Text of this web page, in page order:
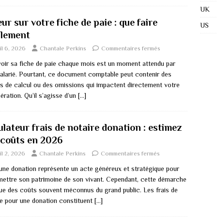
sur votre fiche de paie : que faire
6, 2026 Chantale Perkins Commentaires fermés
sa fiche de paie chaque mois est un moment attendu par
Pourtant, ce document comptable peut contenir des
de calcul ou des omissions qui impactent directement votre
Qu’il s’agisse d’un […]
frais de notaire donation : estimez
en 2026
2, 2026 Chantale Perkins Commentaires fermés
donation représente un acte généreux et stratégique pour
son patrimoine de son vivant. Cependant, cette démarche
des coûts souvent méconnus du grand public. Les frais de
pour une donation constituent […]
UK
US